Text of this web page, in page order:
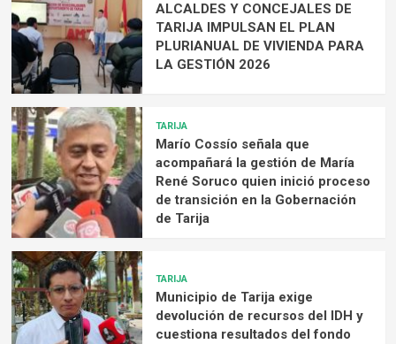
ALCALDES Y CONCEJALES DE
TARIJA IMPULSAN EL PLAN
PLURIANUAL DE VIVIENDA PARA
LA GESTIÓN 2026
TARIJA
Marío Cossío señala que
acompañará la gestión de María
René Soruco quien inició proceso
de transición en la Gobernación
de Tarija
TARIJA
Municipio de Tarija exige
devolución de recursos del IDH y
cuestiona resultados del fondo